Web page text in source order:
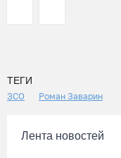
ТЕГИ
ЗСО Роман Заварин
Лента новостей